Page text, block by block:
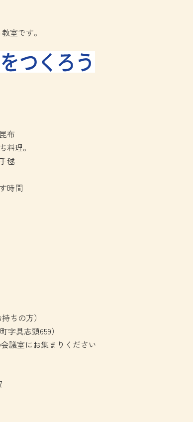
室です。
布
料理。
毬
時間
ちの方）
具志頭659）
議室にお集まりください